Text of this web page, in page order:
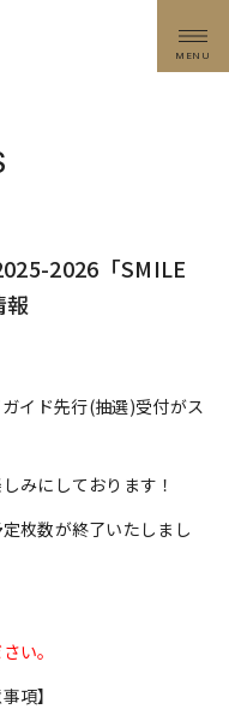
MENU
2026「SMILE
報
イド先行(抽選)受付がス
みにしております！
枚数が終了いたしまし
い。
項】